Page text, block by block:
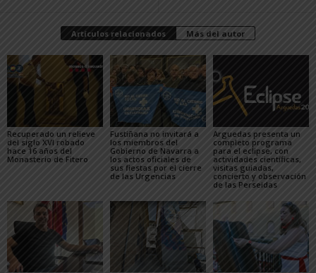
Artículos relacionados Más del autor
Recuperado un relieve
del siglo XVI robado
hace 16 años del
Monasterio de Fitero
Fustiñana no invitará a
los miembros del
Gobierno de Navarra a
los actos oficiales de
sus fiestas por el cierre
de las Urgencias
Arguedas presenta un
completo programa
para el eclipse, con
actividades científicas,
visitas guiadas,
concierto y observación
de las Perseidas